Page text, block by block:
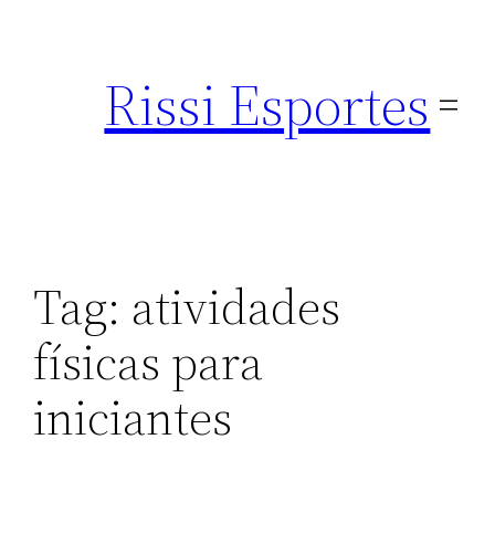
Rissi Esportes
Tag: atividades
físicas para
iniciantes